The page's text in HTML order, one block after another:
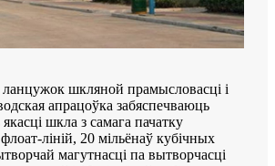
шкляной прамысловасці і
апрацоўка забяспечваюць
шкла з самага пачатку
ліній, 20 мільёнаў кубічных
магутнасці па вытворчасці